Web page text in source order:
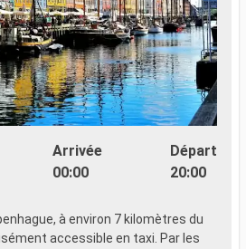
Arrivée
00:00
Départ
20:00
à environ 7 kilomètres du
accessible en taxi. Par les